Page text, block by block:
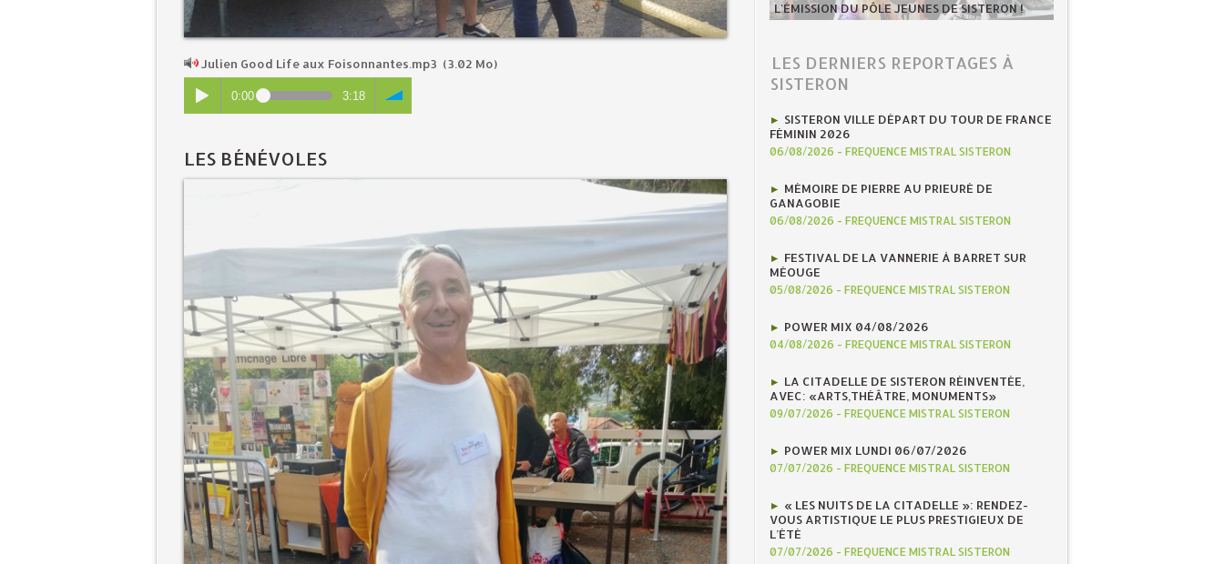
Julien Good Life aux Foisonnantes.mp3 (3.02 Mo)
0:00 3:18
LES BÉNÉVOLES
L'ÉMISSION DU PÔLE JEUNES DE SISTERON !
LES DERNIERS REPORTAGES À
SISTERON
SISTERON VILLE DÉPART DU TOUR DE FRANCE
FÉMININ 2026
06/08/2026 - FREQUENCE MISTRAL SISTERON
MÉMOIRE DE PIERRE AU PRIEURÉ DE
GANAGOBIE
06/08/2026 - FREQUENCE MISTRAL SISTERON
FESTIVAL DE LA VANNERIE À BARRET SUR
MÉOUGE
05/08/2026 - FREQUENCE MISTRAL SISTERON
POWER MIX 04/08/2026
04/08/2026 - FREQUENCE MISTRAL SISTERON
LA CITADELLE DE SISTERON RÉINVENTÉE,
AVEC: «ARTS,THÉÂTRE, MONUMENTS»
09/07/2026 - FREQUENCE MISTRAL SISTERON
POWER MIX LUNDI 06/07/2026
07/07/2026 - FREQUENCE MISTRAL SISTERON
« LES NUITS DE LA CITADELLE »: RENDEZ-
VOUS ARTISTIQUE LE PLUS PRESTIGIEUX DE
L’ÉTÉ
07/07/2026 - FREQUENCE MISTRAL SISTERON